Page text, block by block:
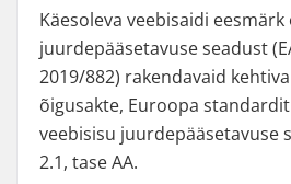
Käesoleva veebisaidi
juurdepääsetavuse seadust
2019/882) rakendavaid
õigusakte, Euroopa
veebisisu juurdepääsetavuse
2.1, tase AA.